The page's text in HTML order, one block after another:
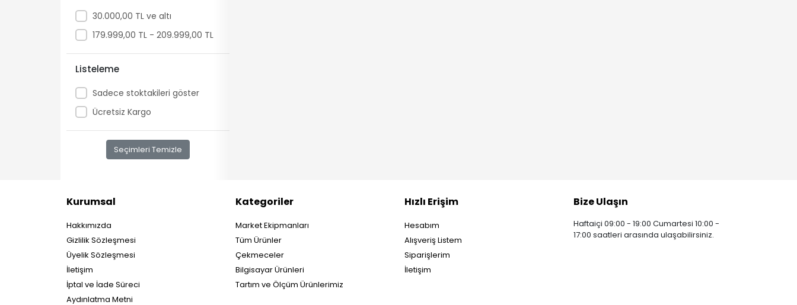
Ödeme Noktası
30.000,00 TL ve altı
179.999,00 TL - 209.999,00 TL
Listeleme
Sadece stoktakileri göster
Ücretsiz Kargo
Seçimleri Temizle
Kurumsal
Hakkımızda
Gizlilik Sözleşmesi
Üyelik Sözleşmesi
İletişim
İptal ve İade Süreci
Aydınlatma Metni
Kategoriler
Market Ekipmanları
Tüm Ürünler
Çekmeceler
Bilgisayar Ürünleri
Tartım ve Ölçüm Ürünlerimiz
Hızlı Erişim
Hesabım
Alışveriş Listem
Siparişlerim
İletişim
Bize Ulaşın
Haftaiçi 09:00 - 19:00 Cumartesi 10:00 -
17:00 saatleri arasında ulaşabilirsiniz.